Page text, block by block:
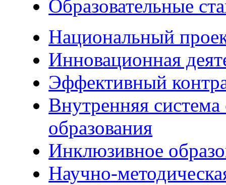
Образовательные
Национальный
Инновационная
Эффективный
Внутренняя система
образования
Инклюзивное
Научно-